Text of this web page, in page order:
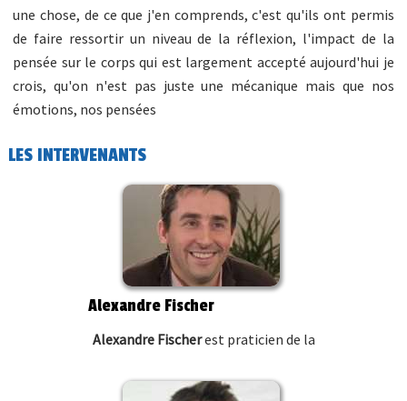
une chose, de ce que j'en comprends, c'est qu'ils ont permis
de faire ressortir un niveau de la réflexion, l'impact de la
pensée sur le corps qui est largement accepté aujourd'hui je
crois, qu'on n'est pas juste une mécanique mais que nos
émotions, nos pensées
LES INTERVENANTS
Alexandre Fischer
Alexandre Fischerest praticien de la